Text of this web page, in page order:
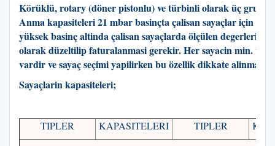
Körüklü, rotary (döner pistonlu) ve türbinli olarak üç
Anma kapasiteleri 21 mbar basinçta çalisan sayaçlar için
yüksek basinç altinda çalisan sayaçlarda ölçülen degerlerin
olarak düzeltilip faturalanmasi gerekir. Her sayacin min. ve
vardir ve sayaç seçimi yapilirken bu özellik dikkate
Sayaçlarin kapasiteleri;
TIPLER KAPASITELERI TIPLER